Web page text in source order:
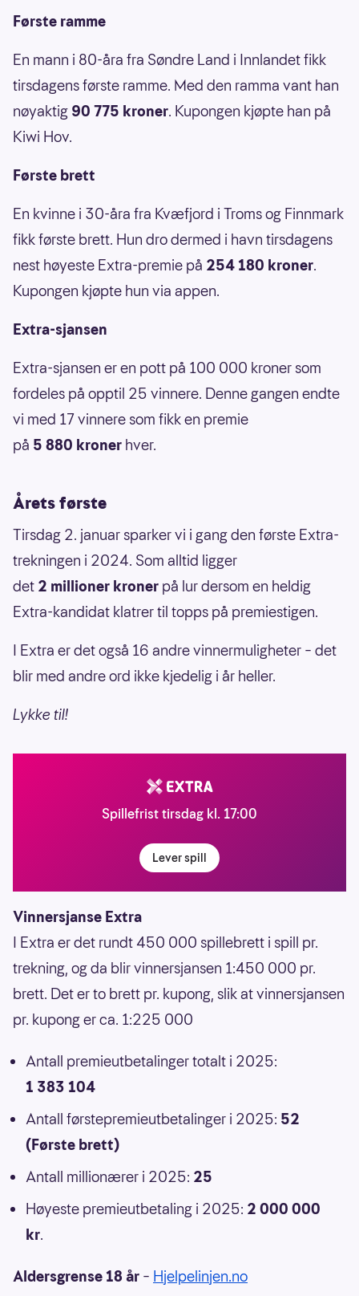
Første ramme
En mann i 80-åra fra Søndre Land i Innlandet fikk
tirsdagens første ramme. Med den ramma vant han
nøyaktig 90 775 kroner. Kupongen kjøpte han på
Kiwi Hov.
Første brett
En kvinne i 30-åra fra Kvæfjord i Troms og Finnmark
fikk første brett. Hun dro dermed i havn tirsdagens
nest høyeste Extra-premie på 254 180 kroner.
Kupongen kjøpte hun via appen.
Extra-sjansen
Extra-sjansen er en pott på 100 000 kroner som
fordeles på opptil 25 vinnere. Denne gangen endte
vi med 17 vinnere som fikk en premie
på 5 880 kroner hver.
Årets første
Tirsdag 2. januar sparker vi i gang den første Extra-
trekningen i 2024. Som alltid ligger
det 2 millioner kroner på lur dersom en heldig
Extra-kandidat klatrer til topps på premiestigen.
I Extra er det også 16 andre vinnermuligheter – det
blir med andre ord ikke kjedelig i år heller.
Lykke til!
Spillefrist tirsdag kl. 17:00
Lever spill
Vinnersjanse Extra
I Extra er det rundt 450 000 spillebrett i spill pr.
trekning, og da blir vinnersjansen 1:450 000 pr.
brett. Det er to brett pr. kupong, slik at vinnersjansen
pr. kupong er ca. 1:225 000
Antall premieutbetalinger totalt i 2025:
1 383 104
Antall førstepremieutbetalinger i 2025: 52
(Første brett)
Antall millionærer i 2025: 25
Høyeste premieutbetaling i 2025: 2 000 000
kr.
Aldersgrense 18 år – Hjelpelinjen.no